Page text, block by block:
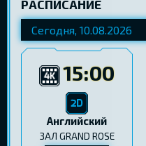
РАСПИСАНИЕ
15:00
Английский
ЗАЛ GRAND ROSE